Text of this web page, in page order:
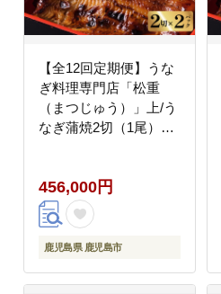
【全12回定期便】うな
ぎ料理専門店「松重
（まつじゅう）」上/う
なぎ蒲焼2切（1尾）×2
456,000円
鹿児島県 鹿児島市